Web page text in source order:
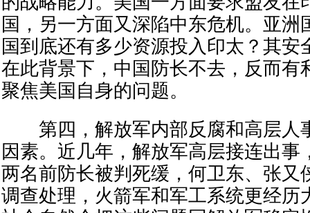
国，另一方面又深陷中东危机。亚洲
国到底还有多少资源投入印太？其安
在此背景下，中国防长不去，反而有
聚焦美国自身的问题。
第四，解放军内部反腐和高层人
因素。近几年，解放军高层接连出事
两名前防长被判死缓，何卫东、张又
调查处理，火箭军和军工系统更经历